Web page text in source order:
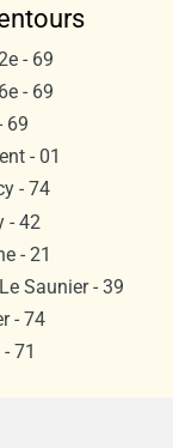
- 69
- 69
69
- 01
- 74
- 42
- 21
Saunier - 39
- 74
71